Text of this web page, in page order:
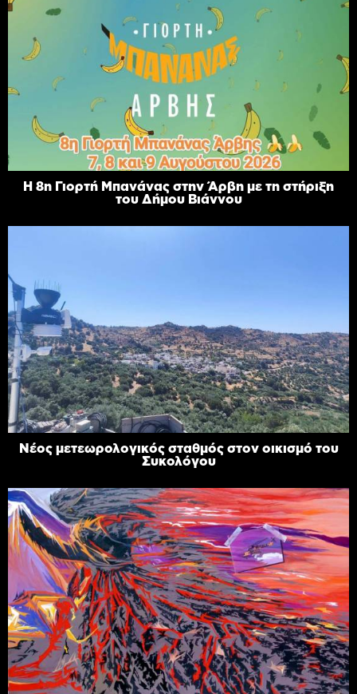
Η 8η Γιορτή Μπανάνας στην Άρβη με τη στήριξη
του Δήμου Βιάννου
Νέος μετεωρολογικός σταθμός στον οικισμό του
Συκολόγου